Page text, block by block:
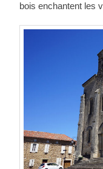
bois enchantent les